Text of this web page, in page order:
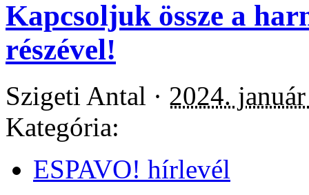
Kapcsoljuk össze a
részével!
Szigeti Antal · 2024.
Kategória:
ESPAVO! hírlevél